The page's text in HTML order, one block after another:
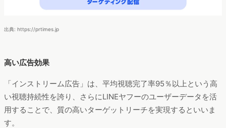
出典: https://prtimes.jp
高い広告効果
「インストリーム広告」は、平均視聴完了率95％以上という高
い視聴持続性を誇り、さらにLINEヤフーのユーザーデータを活
用することで、質の高いターゲットリーチを実現するといいま
す。